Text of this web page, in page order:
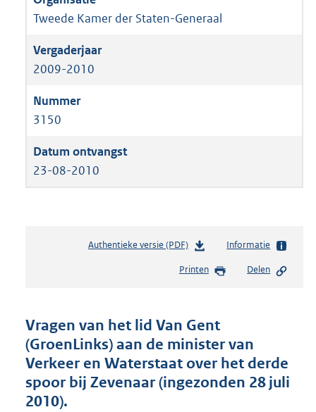
Tweede Kamer der Staten-Generaal
2009-2010
3150
23-08-2010
Authentieke versie (PDF)b
s
n
d
s
g
r
Informatie
Printen Delen
Vragen van het lid Van Gent
(GroenLinks) aan de minister van
Verkeer en Waterstaat over het derde
spoor bij Zevenaar (ingezonden 28 juli
2010).